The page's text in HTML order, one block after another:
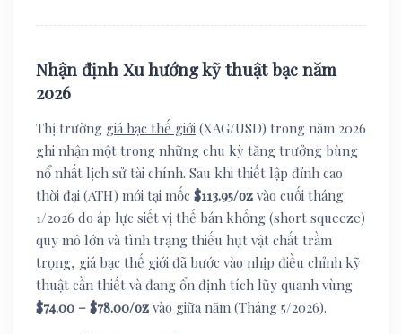
Nhận định Xu hướng kỹ thuật bạc năm
2026
Thị trường giá bạc thế giới (XAG/USD) trong năm 2026
ghi nhận một trong những chu kỳ tăng trưởng bùng
nổ nhất lịch sử tài chính. Sau khi thiết lập đỉnh cao
thời đại (ATH) mới tại mốc $113.95/oz vào cuối tháng
1/2026 do áp lực siết vị thế bán khống (short squeeze)
quy mô lớn và tình trạng thiếu hụt vật chất trầm
trọng, giá bạc thế giới đã bước vào nhịp điều chỉnh kỹ
thuật cần thiết và đang ổn định tích lũy quanh vùng
$74.00 – $78.00/oz vào giữa năm (Tháng 5/2026).